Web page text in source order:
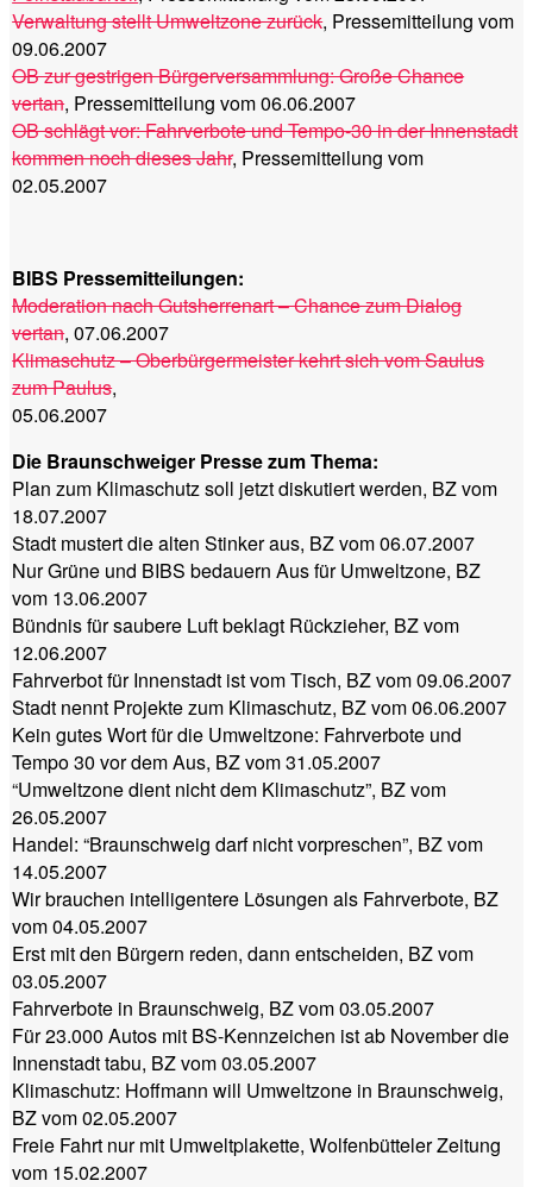
Verwaltung stellt Umweltzone zurück, Pressemitteilung vom
09.06.2007
OB zur gestrigen Bürgerversammlung: Große Chance
vertan, Pressemitteilung vom 06.06.2007
OB schlägt vor: Fahrverbote und Tempo-30 in der Innenstadt
kommen noch dieses Jahr, Pressemitteilung vom
02.05.2007
BIBS Pressemitteilungen:
Moderation nach Gutsherrenart – Chance zum Dialog
vertan, 07.06.2007
Klimaschutz – Oberbürgermeister kehrt sich vom Saulus
zum Paulus,
05.06.2007
Die Braunschweiger Presse zum Thema:
Plan zum Klimaschutz soll jetzt diskutiert werden, BZ vom
18.07.2007
Stadt mustert die alten Stinker aus, BZ vom 06.07.2007
Nur Grüne und BIBS bedauern Aus für Umweltzone, BZ
vom 13.06.2007
Bündnis für saubere Luft beklagt Rückzieher, BZ vom
12.06.2007
Fahrverbot für Innenstadt ist vom Tisch, BZ vom 09.06.2007
Stadt nennt Projekte zum Klimaschutz, BZ vom 06.06.2007
Kein gutes Wort für die Umweltzone: Fahrverbote und
Tempo 30 vor dem Aus, BZ vom 31.05.2007
“Umweltzone dient nicht dem Klimaschutz”, BZ vom
26.05.2007
Handel: “Braunschweig darf nicht vorpreschen”, BZ vom
14.05.2007
Wir brauchen intelligentere Lösungen als Fahrverbote, BZ
vom 04.05.2007
Erst mit den Bürgern reden, dann entscheiden, BZ vom
03.05.2007
Fahrverbote in Braunschweig, BZ vom 03.05.2007
Für 23.000 Autos mit BS-Kennzeichen ist ab November die
Innenstadt tabu, BZ vom 03.05.2007
Klimaschutz: Hoffmann will Umweltzone in Braunschweig,
BZ vom 02.05.2007
Freie Fahrt nur mit Umweltplakette, Wolfenbütteler Zeitung
vom 15.02.2007